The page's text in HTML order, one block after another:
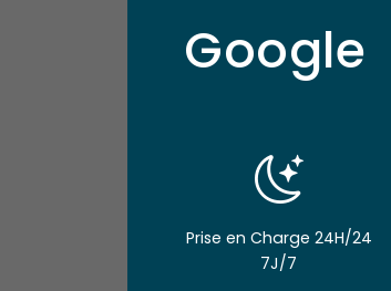
Google
Prise en Charge 24H/24
7J/7